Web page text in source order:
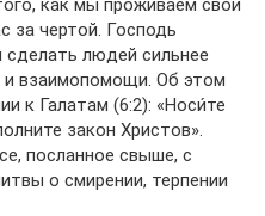
как мы проживаем свои
за чертой. Господь
людей сильнее
и взаимопомощи. Об этом
к Галатам (6:2): «Носи́те
закон Христов».
посланное свыше, с
о смирении, терпении